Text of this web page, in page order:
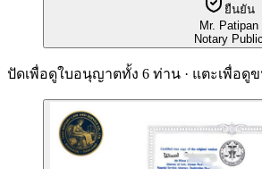
ยืนยัน
Mr. Patipan
Notary Public
ปัดเพื่อดูใบอนุญาตทั้ง 6 ท่าน · แตะเพื่อดูข